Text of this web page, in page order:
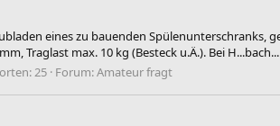
eines zu bauenden
Traglast max. 10 kg (Besteck u.Ä.). Bei H...bach...
25 Forum:Amateur fragt